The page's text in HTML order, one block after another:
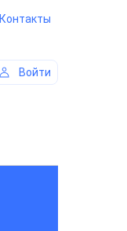
Контакты
Войти